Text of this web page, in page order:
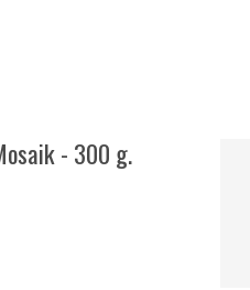
- 300 g.